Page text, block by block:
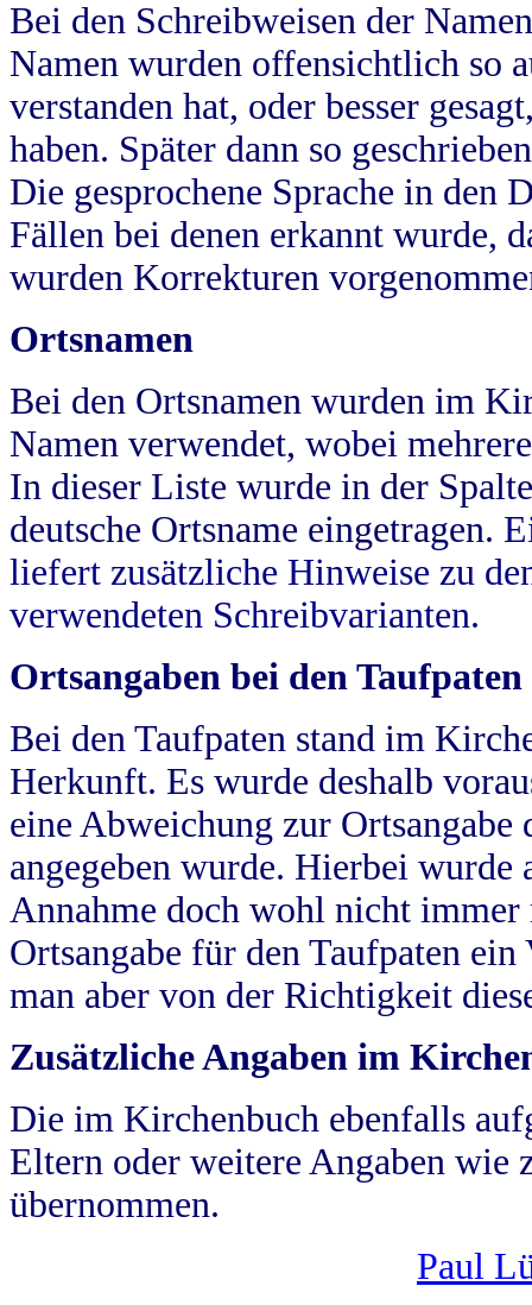
Bei den Schreibweisen der
Namen wurden offensichtlich so
verstanden hat, oder besser
haben. Später dann so
Die gesprochene Sprache in
Fällen bei denen erkannt wurde,
wurden Korrekturen
Ortsnamen
Bei den Ortsnamen wurden im
Namen verwendet, wobei
In dieser Liste wurde in der
deutsche Ortsname eingetragen.
liefert zusätzliche Hinweise zu
verwendeten Schreibvarianten.
Ortsangaben bei den Taufpaten
Bei den Taufpaten stand im
Herkunft. Es wurde deshalb
eine Abweichung zur
angegeben wurde. Hierbei wurde
Annahme doch wohl nicht
Ortsangabe für den Taufpaten
man aber von der Richtigkeit
Zusätzliche Angaben im
Die im Kirchenbuch ebenfalls
Eltern oder weitere Angaben wie
übernommen.
Paul